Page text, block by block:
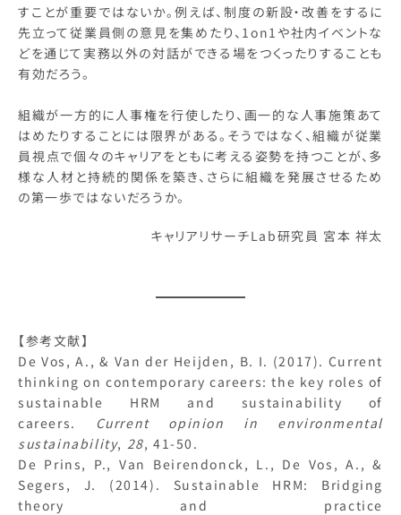
すことが重要ではないか。例えば、制度の新設・改善をするに
先立って従業員側の意見を集めたり、1on1や社内イベントな
どを通じて実務以外の対話ができる場をつくったりすることも
有効だろう。
組織が一方的に人事権を行使したり、画一的な人事施策あて
はめたりすることには限界がある。そうではなく、組織が従業
員視点で個々のキャリアをともに考える姿勢を持つことが、多
様な人材と持続的関係を築き、さらに組織を発展させるため
の第一歩ではないだろうか。
キャリアリサーチLab研究員 宮本 祥太
【参考文献】
De Vos, A., & Van der Heijden, B. I. (2017). Current
thinking on contemporary careers: the key roles of
sustainable HRM and sustainability of
careers.
Current opinion in environmental
sustainability, 28, 41-50.
De Prins, P., Van Beirendonck, L., De Vos, A., &
Segers, J. (2014). Sustainable HRM: Bridging
theory and practice